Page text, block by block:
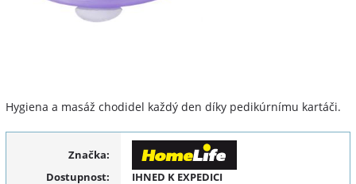
Hygiena a masáž chodidel každý den díky pedikúrnímu kartáči.
Značka:
Dostupnost:
IHNED K EXPEDICI